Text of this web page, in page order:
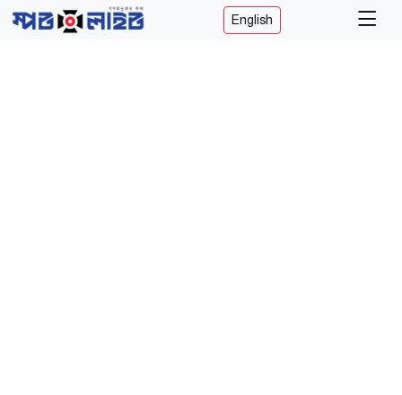
English